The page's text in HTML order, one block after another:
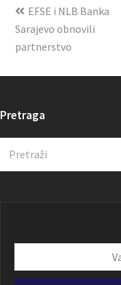
EFSE i NLB Banka
Sarajevo obnovili
partnerstvo
Pretraga
email